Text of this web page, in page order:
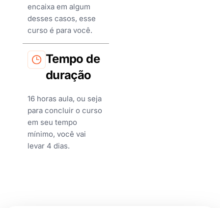
encaixa em algum
desses casos, esse
curso é para você.
Tempo de
duração
16 horas aula, ou seja
para concluir o curso
em seu tempo
mínimo, você vai
levar 4 dias.